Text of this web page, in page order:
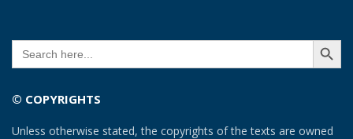
Search
for:
SEARCH
© COPYRIGHTS
Unless otherwise stated, the copyrights of the texts are owned